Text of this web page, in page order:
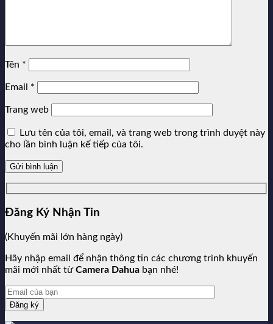
Tên *
Email *
Trang web
Lưu tên của tôi, email, và trang web trong trình duyệt này
cho lần bình luận kế tiếp của tôi.
Đăng Ký Nhận Tin
(Khuyến mãi lớn hàng ngày)
Hãy nhập email để nhận thông tin các chương trình khuyến
mãi mới nhất từCamera Dahua bạn nhé!